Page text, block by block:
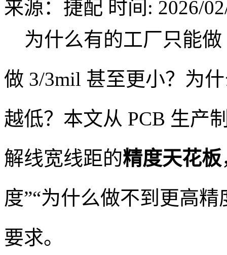
来源：捷配 时间: 2026/
为什么有的工厂只能做
做 3/3mil 甚至更小？为
越低？本文从 PCB 生产
解线宽线距的精度天花板
度”“为什么做不到更高
要求。